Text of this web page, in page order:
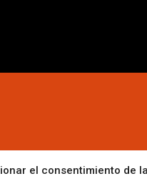
el consentimiento de